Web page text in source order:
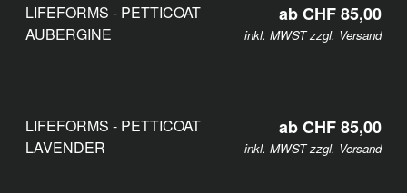
ab CHF 85,00
inkl. MWST zzgl. Versand
LIFEFORMS - PETTICOAT
AUBERGINE
ab CHF 85,00
inkl. MWST zzgl. Versand
LIFEFORMS - PETTICOAT
LAVENDER